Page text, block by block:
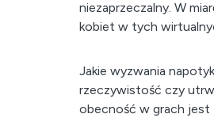
niezaprzeczalny. W
kobiet w tych
Jakie wyzwania
rzeczywistość czy
obecność w grach jest